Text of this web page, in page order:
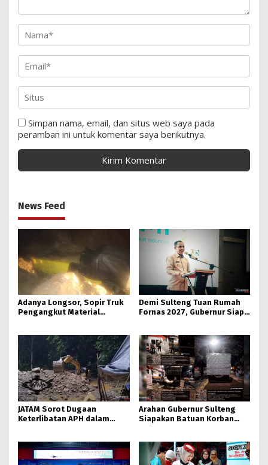
Simpan nama, email, dan situs web saya pada
peramban ini untuk komentar saya berikutnya.
News Feed
Adanya Longsor, Sopir Truk
Pengangkut Material
Demi Sulteng Tuan Rumah
Fornas 2027, Gubernur Siap
JATAM Sorot Dugaan
Keterlibatan APH dalam
Arahan Gubernur Sulteng
Siapakan Batuan Korban
Distribusi